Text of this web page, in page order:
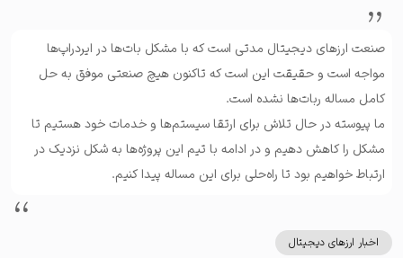
صنعت ارزهای دیجیتال مدتی است که با مشکل بات‌ها در ایردراپ‌ها
مواجه است و حقیقت این است که تاکنون هیچ صنعتی موفق به حل
کامل مساله ربات‌ها نشده است.
ما پیوسته در حال تلاش برای ارتقا سیستم‌ها و خدمات خود هستیم تا
مشکل را کاهش دهیم و در ادامه با تیم این پروژه‌ها به شکل نزدیک در
ارتباط خواهیم بود تا راه‌حلی برای این مساله پیدا کنیم.
اخبار ارزهای دیجیتال